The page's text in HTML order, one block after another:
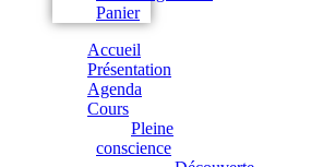
Panier
Accueil
Présentation
Agenda
Cours
Pleine
conscience